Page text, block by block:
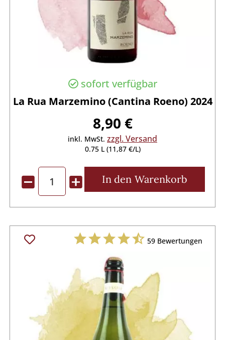
sofort verfügbar
La Rua Marzemino (Cantina Roeno) 2024
8,90 €
inkl. MwSt. zzgl. Versand
0.75 L (11,87 €/L)
In den Warenkorb
59Bewertungen